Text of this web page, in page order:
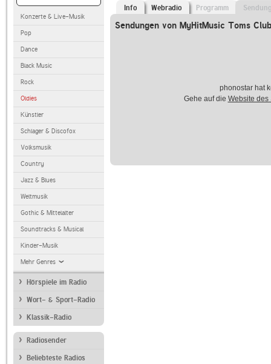
Konzerte & Live-Musik
Pop
Dance
Black Music
Rock
Oldies
Künstler
Schlager & Discofox
Volksmusik
Country
Jazz & Blues
Weltmusik
Gothic & Mittelalter
Soundtracks & Musical
Kinder-Musik
Mehr Genres
Hörspiele im Radio
Wort- & Sport-Radio
Klassik-Radio
Radiosender
Beliebteste Radios
Info Webradio Programm
Sendungen von MyHitMusic Toms
phonostar hat
Gehe auf die Website des